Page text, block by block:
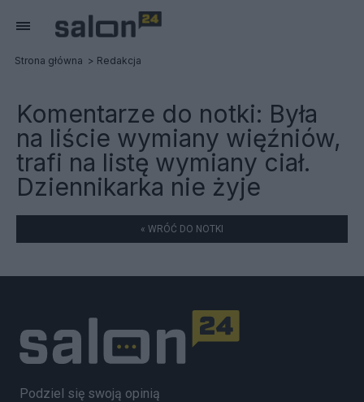
Strona główna Redakcja
Komentarze do notki: Była
na liście wymiany więźniów,
trafi na listę wymiany ciał.
Dziennikarka nie żyje
« WRÓĆ DO NOTKI
Podziel się swoją opinią